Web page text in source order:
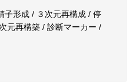
子形成 / ３次元再構成 / 停
元再構築 / 診断マーカー /